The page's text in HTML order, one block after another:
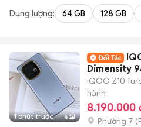
Dung lượng: 64 GB 128 GB
1 phút trước 6
Dimensity
iQOO Z10
hành
8.190.000
Phường 7 (